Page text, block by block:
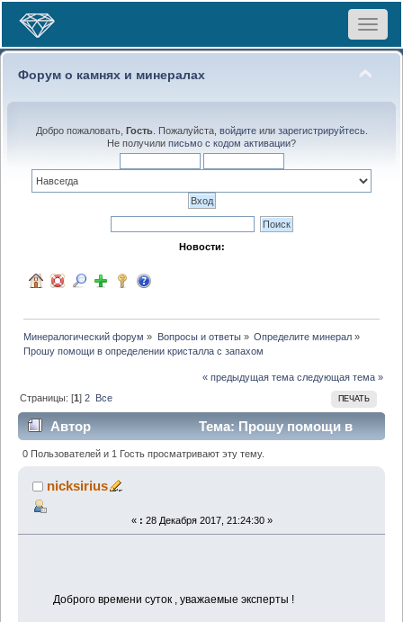
Toggle
Форум о камнях и минералах
Добро пожаловать, Гость. Пожалуйста, войдитеили зарегистрируйтесь.
Не получили письмо с кодом активации?
Новости:
Минералогический форум » Вопросы и ответы» Определите минерал»
Прошу помощи в определении кристалла с запахом
« предыдущая тема следующая тема »
ПЕЧАТЬ
Страницы: [1]2 Все
Автор
Тема: Прошу помощи в
определении кристалла с запахом (Прочитано 3214
раз)
0 Пользователей и 1 Гость просматривают эту тему.
nicksirius
« : 28 Декабря 2017, 21:24:30 »
Доброго времени суток , уважаемые эксперты !